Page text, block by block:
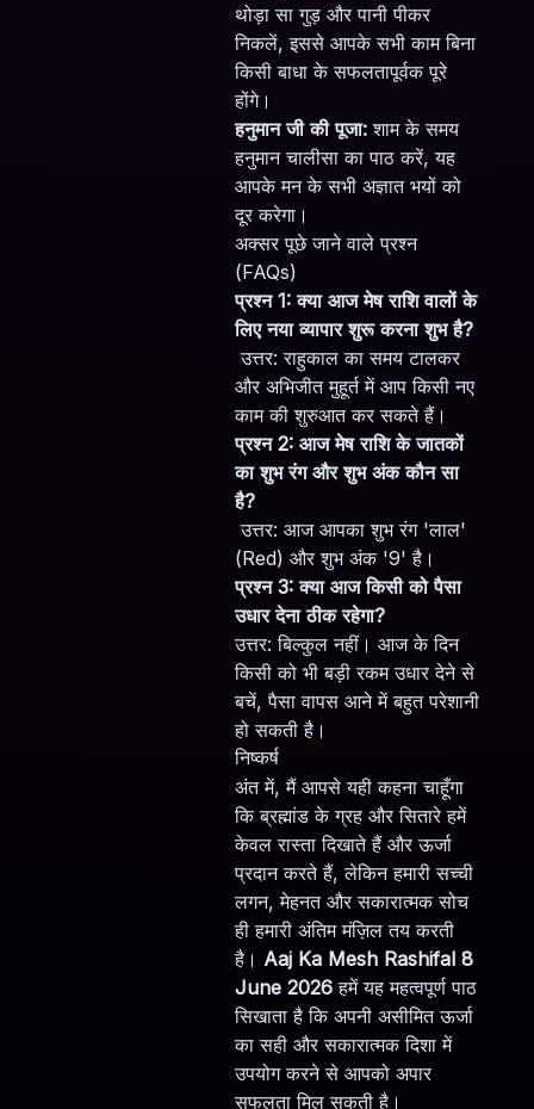
थोड़ा सा गुड़ और पानी पीकर
निकलें, इससे आपके सभी काम बिना
किसी बाधा के सफलतापूर्वक पूरे
होंगे।
हनुमान जी की पूजा: शाम के समय
हनुमान चालीसा का पाठ करें, यह
आपके मन के सभी अज्ञात भयों को
दूर करेगा।
अक्सर पूछे जाने वाले प्रश्न
(FAQs)
प्रश्न 1: क्या आज मेष राशि वालों के
लिए नया व्यापार शुरू करना शुभ है?
उत्तर: राहुकाल का समय टालकर
और अभिजीत मुहूर्त में आप किसी नए
काम की शुरुआत कर सकते हैं।
प्रश्न 2: आज मेष राशि के जातकों
का शुभ रंग और शुभ अंक कौन सा
है?
उत्तर: आज आपका शुभ रंग 'लाल'
(Red) और शुभ अंक '9' है।
प्रश्न 3: क्या आज किसी को पैसा
उधार देना ठीक रहेगा?
उत्तर: बिल्कुल नहीं। आज के दिन
किसी को भी बड़ी रकम उधार देने से
बचें, पैसा वापस आने में बहुत परेशानी
हो सकती है।
निष्कर्ष
अंत में, मैं आपसे यही कहना चाहूँगा
कि ब्रह्मांड के ग्रह और सितारे हमें
केवल रास्ता दिखाते हैं और ऊर्जा
प्रदान करते हैं, लेकिन हमारी सच्ची
लगन, मेहनत और सकारात्मक सोच
ही हमारी अंतिम मंज़िल तय करती
है। Aaj Ka Mesh Rashifal 8
June 2026 हमें यह महत्वपूर्ण पाठ
सिखाता है कि अपनी असीमित ऊर्जा
का सही और सकारात्मक दिशा में
उपयोग करने से आपको अपार
सफलता मिल सकती है।